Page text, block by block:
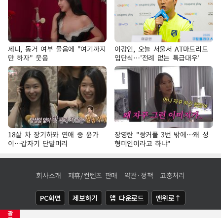
광
제니, 동거 여부 물음에 "여기까지
만 하자" 웃음
이강인, 오늘 서울서 AT마드리드
입단식…'전례 없는 특급대우'
18살 차 장기하와 연애 중 윤가
이…갑자기 단발머리
장영란 "쌍커풀 3번 밖에…왜 성
형미인이라고 하냐"
회사소개 제휴/컨텐츠 판매 약관·정책 고충처리
PC화면 제보하기 앱 다운로드 맨위로↑